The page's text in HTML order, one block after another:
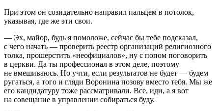
При этом он созидательно направил пальцем в потолок,
указывая, где же эти свои.
— Эх, майор, будь я помоложе, сейчас бы тебе подсказал,
с чего начать — проверить реестр организаций религиозного
толка, прошерстить «неофициалов», ну с попом поговорить
в церкви. Да ты профессионал в этом деле, поэтому
не вмешиваюсь. Но учти, если результатов не будет — будем
ругаться, а того и гляди Воронина позову вместо тебя. Мы же
его кандидатуру тоже рассматривали. Все, иди, а я вот
на совещание в управлении собираться буду.